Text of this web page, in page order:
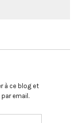
à ce blog et
email.